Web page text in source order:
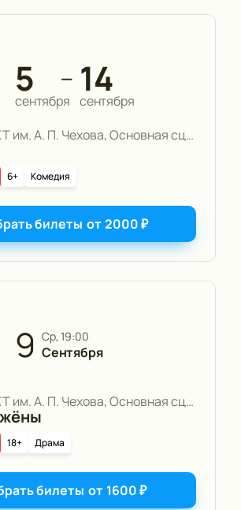
5
сентября
— 14
сентября
Москва, МХТ им. А. П. Чехова, Основная сцена
6+ Комедия
билеты от2000₽
9 ср, 19:00
Сентября
Москва, МХТ им. А. П. Чехова, Основная сцена
18+ Драма
билеты от 1600₽